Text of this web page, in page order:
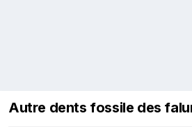
Autre dents fossile des